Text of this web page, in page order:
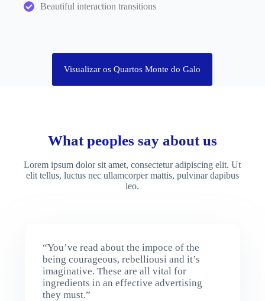
Beautiful interaction transitions
Visualizar os Quartos Monte do Galo
What peoples say about us
Lorem ipsum dolor sit amet, consectetur adipiscing elit. Ut
elit tellus, luctus nec ullamcorper mattis, pulvinar dapibus
leo.
“You’ve read about the impoce of the
being courageous, rebelliousi and it’s
imaginative. These are all vital for
ingredients in an effective advertising
they must.”